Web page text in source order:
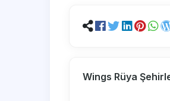
Wings Rüya